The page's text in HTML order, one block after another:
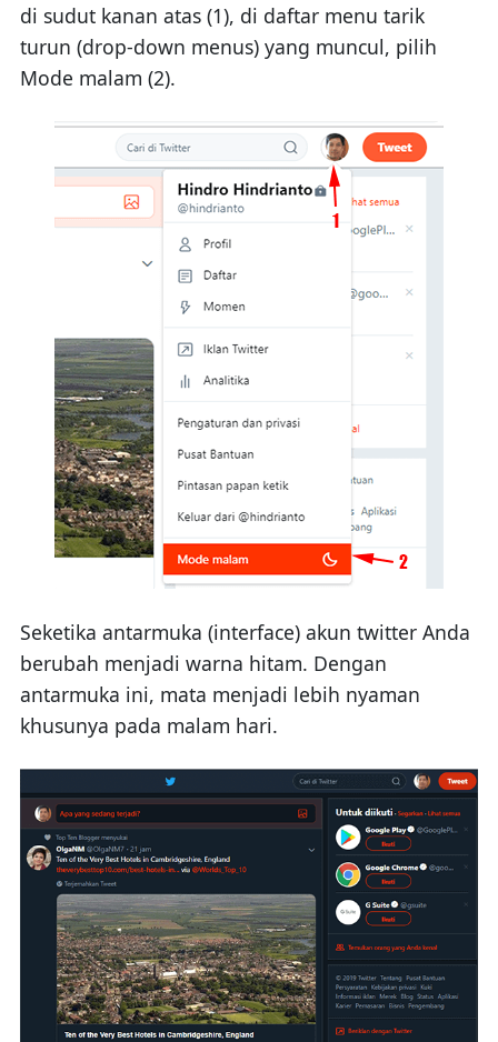
di sudut kanan atas (1), di daftar menu tarik
turun (drop-down menus) yang muncul, pilih
Mode malam (2).
Seketika antarmuka (interface) akun twitter Anda
berubah menjadi warna hitam. Dengan
antarmuka ini, mata menjadi lebih nyaman
khusunya pada malam hari.